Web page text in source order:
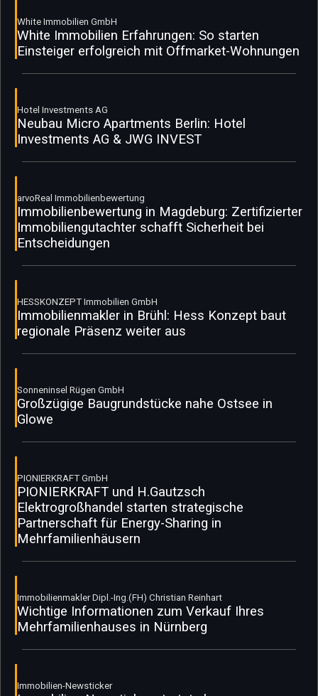
White Immobilien GmbH
White Immobilien Erfahrungen: So starten
Einsteiger erfolgreich mit Offmarket-Wohnungen
Hotel Investments AG
Neubau Micro Apartments Berlin: Hotel
Investments AG & JWG INVEST
arvoReal Immobilienbewertung
Immobilienbewertung in Magdeburg: Zertifizierter
Immobiliengutachter schafft Sicherheit bei
Entscheidungen
HESSKONZEPT Immobilien GmbH
Immobilienmakler in Brühl: Hess Konzept baut
regionale Präsenz weiter aus
Sonneninsel Rügen GmbH
Großzügige Baugrundstücke nahe Ostsee in
Glowe
PIONIERKRAFT GmbH
PIONIERKRAFT und H.Gautzsch
Elektrogroßhandel starten strategische
Partnerschaft für Energy-Sharing in
Mehrfamilienhäusern
Immobilienmakler Dipl.-Ing.(FH) Christian Reinhart
Wichtige Informationen zum Verkauf Ihres
Mehrfamilienhauses in Nürnberg
Immobilien-Newsticker